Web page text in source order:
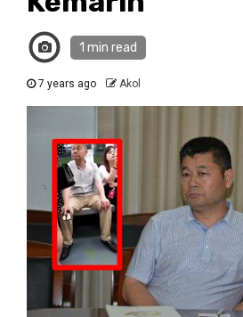
1 min read
7 years ago Akol